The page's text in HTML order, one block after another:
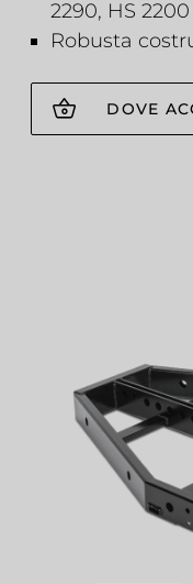
2290, HS 2200
Robusta
DOVE